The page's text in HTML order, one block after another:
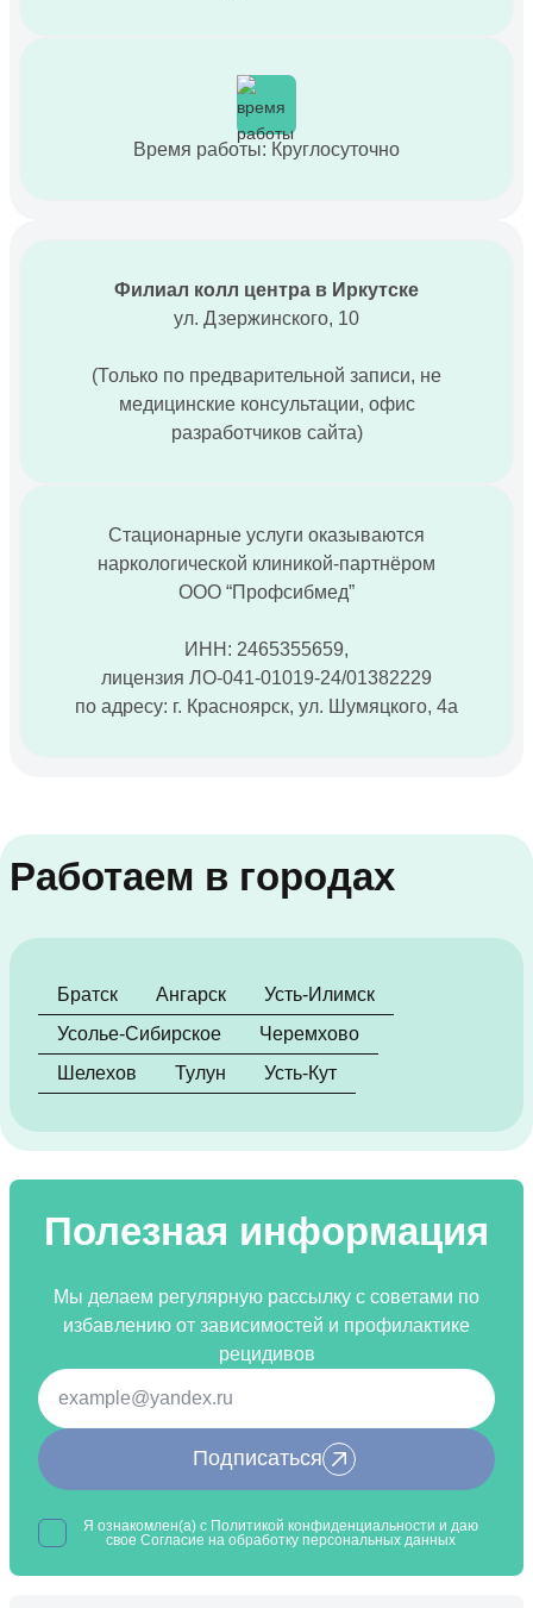
Время работы: Круглосуточно
Филиал колл центра в Иркутске
ул. Дзержинского, 10
(Только по предварительной записи, не
медицинские консультации, офис
разработчиков сайта)
Стационарные услуги оказываются
наркологической клиникой-партнёром
ООО “Профсибмед”
ИНН: 2465355659,
лицензия ЛО-041-01019-24/01382229
по адресу: г. Красноярск, ул. Шумяцкого, 4а
Работаем в городах
Братск Ангарск
Усть-Илимск
Усолье-Сибирское
Черемхово
Шелехов
Тулун Усть-Кут
Полезная информация
Мы делаем регулярную рассылку с советами по
избавлению от зависимостей и профилактике
рецидивов
Подписаться
Я ознакомлен(а) с Политикой конфиденциальности и даю
свое Согласие на обработку персональных данных